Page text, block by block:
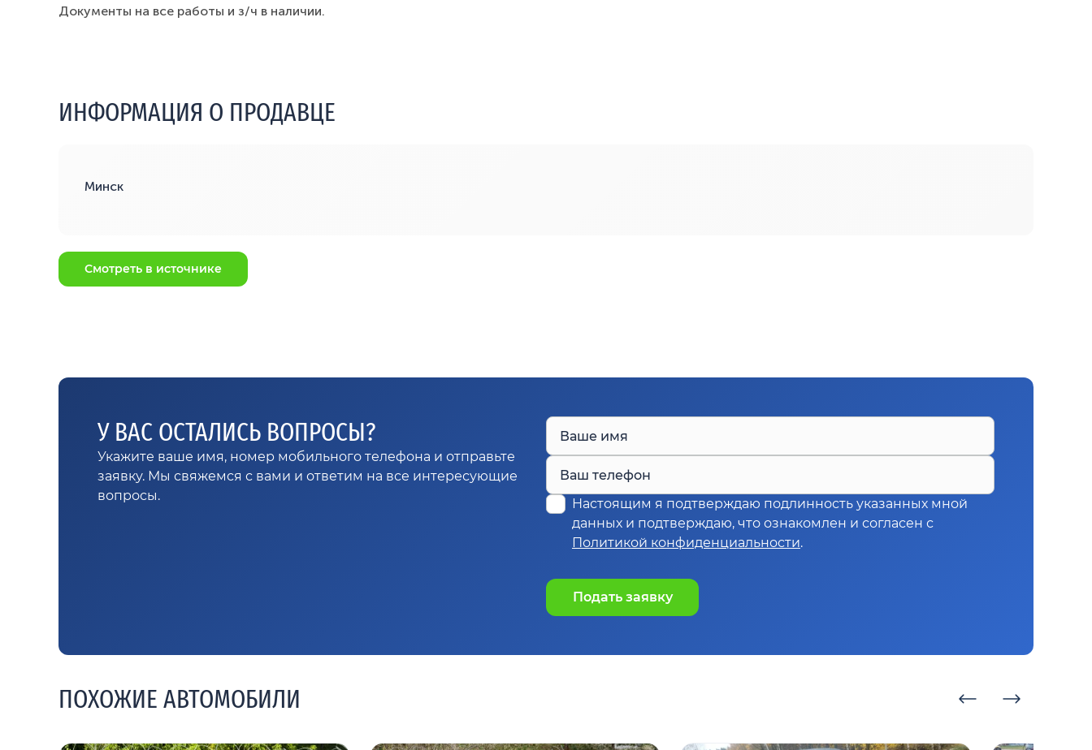
Документы на все работы и з/ч в наличии.
ИНФОРМАЦИЯ О ПРОДАВЦЕ
Минск
Смотреть в источнике
У ВАС ОСТАЛИСЬ ВОПРОСЫ?
Укажите ваше имя, номер мобильного телефона и отправьте
заявку. Мы свяжемся с вами и ответим на все интересующие
вопросы.
Ваше имя
Ваш телефон
Настоящим я подтверждаю подлинность указанных мной
данных и подтверждаю, что ознакомлен и согласен с
Политикой конфиденциальности.
Подать заявку
ПОХОЖИЕ АВТОМОБИЛИ